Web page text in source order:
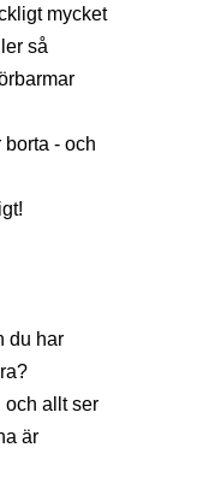
mycket
så
- och
du har
och allt ser
är